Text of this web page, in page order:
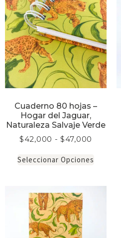
Cuaderno 80 hojas –
Hogar del Jaguar,
Naturaleza Salvaje Verde
$42,000 - $47,000
Seleccionar Opciones